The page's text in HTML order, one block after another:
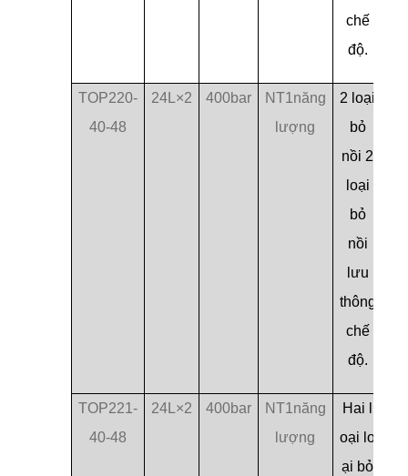
chế
độ.
TOP220-
40-48
24L×2 400bar
NT1năng
lượng
2 loại
bỏ
nồi 2
loại
bỏ
nồi
lưu
thông
chế
độ.
TOP221-
40-48
24L×2 400bar
NT1năng
lượng
Hai l
oại lo
ại bỏ